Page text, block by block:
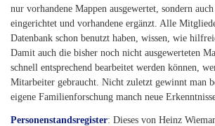
nur vorhandene Mappen ausgewertet, sondern
eingerichtet und vorhandene ergänzt. Alle
Datenbank schon benutzt haben, wissen, wie
Damit auch die bisher noch nicht ausgewerteten
schnell entsprechend bearbeitet werden können,
Mitarbeiter gebraucht. Nicht zuletzt gewinnt man
eigene Familienforschung manch neue
Personenstandsregister: Dieses von Heinz